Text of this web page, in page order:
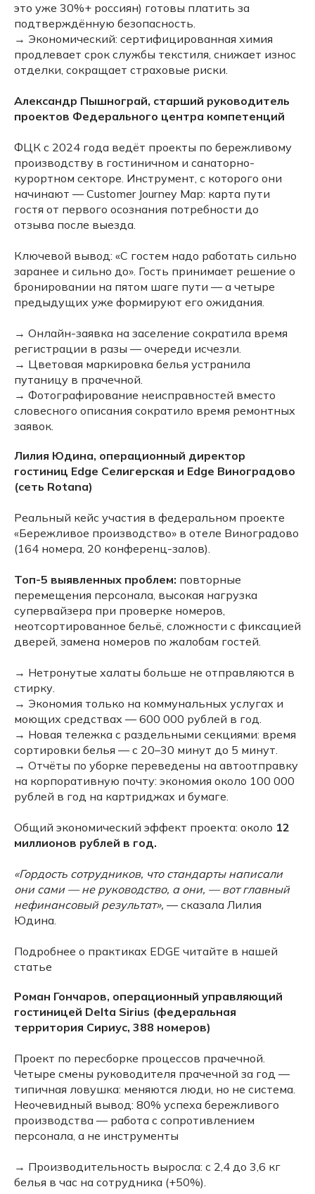
это уже 30%+ россиян) готовы платить за
подтверждённую безопасность.
→ Экономический: сертифицированная химия
продлевает срок службы текстиля, снижает износ
отделки, сокращает страховые риски.
Александр Пышнограй, старший руководитель
проектов Федерального центра компетенций
ФЦК с 2024 года ведёт проекты по бережливому
производству в гостиничном и санаторно-
курортном секторе. Инструмент, с которого они
начинают — Customer Journey Map: карта пути
гостя от первого осознания потребности до
отзыва после выезда.
Ключевой вывод: «С гостем надо работать сильно
заранее и сильно до». Гость принимает решение о
бронировании на пятом шаге пути — а четыре
предыдущих уже формируют его ожидания.
→ Онлайн-заявка на заселение сократила время
регистрации в разы — очереди исчезли.
→ Цветовая маркировка белья устранила
путаницу в прачечной.
→ Фотографирование неисправностей вместо
словесного описания сократило время ремонтных
заявок.
Лилия Юдина, операционный директор
гостиниц Edge Селигерская и Edge Виноградово
(сеть Rotana)
Реальный кейс участия в федеральном проекте
«Бережливое производство» в отеле Виноградово
(164 номера, 20 конференц-залов).
Топ-5 выявленных проблем: повторные
перемещения персонала, высокая нагрузка
супервайзера при проверке номеров,
неотсортированное бельё, сложности с фиксацией
дверей, замена номеров по жалобам гостей.
→ Нетронутые халаты больше не отправляются в
стирку.
→ Экономия только на коммунальных услугах и
моющих средствах — 600 000 рублей в год.
→ Новая тележка с раздельными секциями: время
сортировки белья — с 20–30 минут до 5 минут.
→ Отчёты по уборке переведены на автоотправку
на корпоративную почту: экономия около 100 000
рублей в год на картриджах и бумаге.
Общий экономический эффект проекта: около 12
миллионов рублей в год.
«Гордость сотрудников, что стандарты написали
они сами — не руководство, а они, — вот главный
нефинансовый результат», — сказала Лилия
Юдина.
Подробнее о практиках EDGE читайте в нашей
статье
Роман Гончаров, операционный управляющий
гостиницей Delta Sirius (федеральная
территория Сириус, 388 номеров)
Проект по пересборке процессов прачечной.
Четыре смены руководителя прачечной за год —
типичная ловушка: меняются люди, но не система.
Неочевидный вывод: 80% успеха бережливого
производства — работа с сопротивлением
персонала, а не инструменты
→ Производительность выросла: с 2,4 до 3,6 кг
белья в час на сотрудника (+50%).